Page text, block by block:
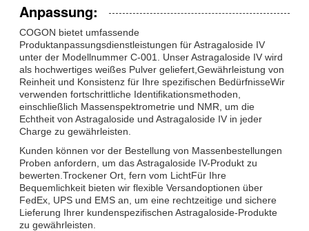
Anpassung:
COGON bietet umfassende
Produktanpassungsdienstleistungen für Astragaloside IV
unter der Modellnummer C-001. Unser Astragaloside IV wird
als hochwertiges weißes Pulver geliefert,Gewährleistung von
Reinheit und Konsistenz für Ihre spezifischen BedürfnisseWir
verwenden fortschrittliche Identifikationsmethoden,
einschließlich Massenspektrometrie und NMR, um die
Echtheit von Astragaloside und Astragaloside IV in jeder
Charge zu gewährleisten.
Kunden können vor der Bestellung von Massenbestellungen
Proben anfordern, um das Astragaloside IV-Produkt zu
bewerten.Trockener Ort, fern vom LichtFür Ihre
Bequemlichkeit bieten wir flexible Versandoptionen über
FedEx, UPS und EMS an, um eine rechtzeitige und sichere
Lieferung Ihrer kundenspezifischen Astragaloside-Produkte
zu gewährleisten.